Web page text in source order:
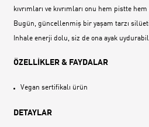
kıvrımları ve kıvrımları onu hem pistte
Bugün, güncellenmiş bir yaşam tarzı
Inhale enerji dolu, siz de ona ayak
ÖZELLİKLER & FAYDALAR
Vegan sertifikalı ürün
DETAYLAR